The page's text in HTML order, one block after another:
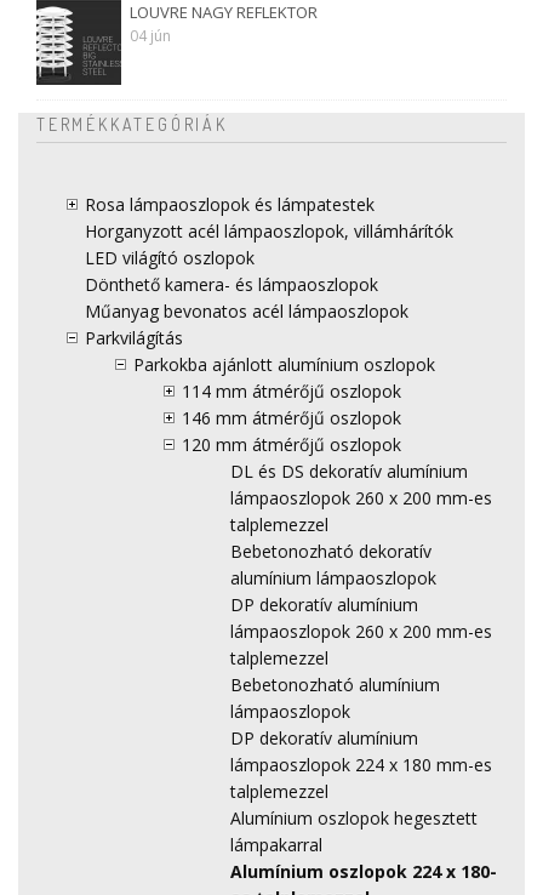
LOUVRE NAGY REFLEKTOR
04 jún
TERMÉKKATEGÓRIÁK
Rosa lámpaoszlopok és lámpatestek
Horganyzott acél lámpaoszlopok, villámhárítók
LED világító oszlopok
Dönthető kamera- és lámpaoszlopok
Műanyag bevonatos acél lámpaoszlopok
Parkvilágítás
Parkokba ajánlott alumínium oszlopok
114 mm átmérőjű oszlopok
146 mm átmérőjű oszlopok
120 mm átmérőjű oszlopok
DL és DS dekoratív alumínium
lámpaoszlopok 260 x 200 mm-es
talplemezzel
Bebetonozható dekoratív
alumínium lámpaoszlopok
DP dekoratív alumínium
lámpaoszlopok 260 x 200 mm-es
talplemezzel
Bebetonozható alumínium
lámpaoszlopok
DP dekoratív alumínium
lámpaoszlopok 224 x 180 mm-es
talplemezzel
Alumínium oszlopok hegesztett
lámpakarral
Alumínium oszlopok 224 x 180-